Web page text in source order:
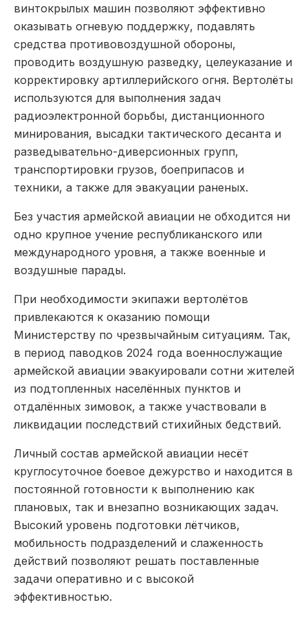
винтокрылых машин позволяют эффективно
оказывать огневую поддержку, подавлять
средства противовоздушной обороны,
проводить воздушную разведку, целеуказание и
корректировку артиллерийского огня. Вертолёты
используются для выполнения задач
радиоэлектронной борьбы, дистанционного
минирования, высадки тактического десанта и
разведывательно-диверсионных групп,
транспортировки грузов, боеприпасов и
техники, а также для эвакуации раненых.
Без участия армейской авиации не обходится ни
одно крупное учение республиканского или
международного уровня, а также военные и
воздушные парады.
При необходимости экипажи вертолётов
привлекаются к оказанию помощи
Министерству по чрезвычайным ситуациям. Так,
в период паводков 2024 года военнослужащие
армейской авиации эвакуировали сотни жителей
из подтопленных населённых пунктов и
отдалённых зимовок, а также участвовали в
ликвидации последствий стихийных бедствий.
Личный состав армейской авиации несёт
круглосуточное боевое дежурство и находится в
постоянной готовности к выполнению как
плановых, так и внезапно возникающих задач.
Высокий уровень подготовки лётчиков,
мобильность подразделений и слаженность
действий позволяют решать поставленные
задачи оперативно и с высокой
эффективностью.